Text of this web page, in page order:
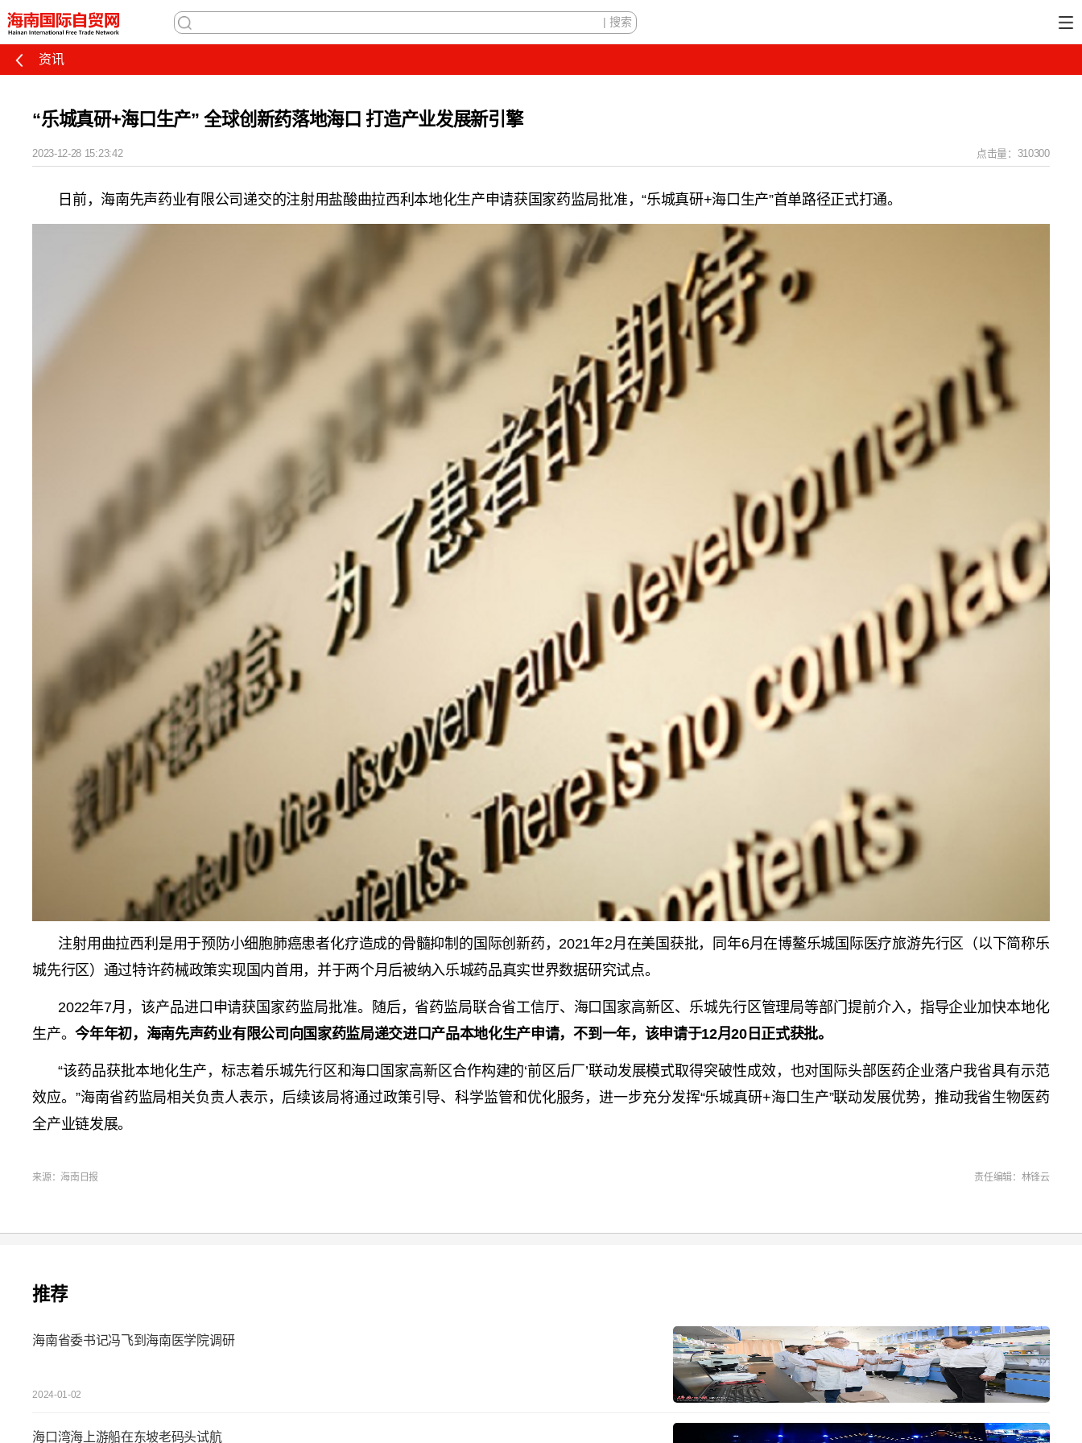
资讯
“乐城真研+海口生产” 全球创新药落地海口 打造产业发展新引擎
2023-12-28 15:23:42 点击量：310300
日前，海南先声药业有限公司递交的注射用盐酸曲拉西利本地化生产申请获国家药监局批准，“乐城真研+海口生产”首单路径正式打通。
注射用曲拉西利是用于预防小细胞肺癌患者化疗造成的骨髓抑制的国际创新药，2021年2月在美国获批，同年6月在博鳌乐城国际医疗旅游先行区（以下简称乐
城先行区）通过特许药械政策实现国内首用，并于两个月后被纳入乐城药品真实世界数据研究试点。
2022年7月，该产品进口申请获国家药监局批准。随后，省药监局联合省工信厅、海口国家高新区、乐城先行区管理局等部门提前介入，指导企业加快本地化
生产。今年年初，海南先声药业有限公司向国家药监局递交进口产品本地化生产申请，不到一年，该申请于12月20日正式获批。
“该药品获批本地化生产，标志着乐城先行区和海口国家高新区合作构建的‘前区后厂’联动发展模式取得突破性成效，也对国际头部医药企业落户我省具有示范
效应。”海南省药监局相关负责人表示，后续该局将通过政策引导、科学监管和优化服务，进一步充分发挥“乐城真研+海口生产”联动发展优势，推动我省生物医药
全产业链发展。
来源：海南日报 责任编辑：林锋云
推荐
海南省委书记冯飞到海南医学院调研
2024-01-02
海口湾海上游船在东坡老码头试航